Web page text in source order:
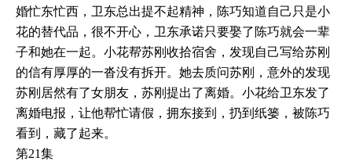
婚忙东忙西，卫东总出提不起精神，陈巧知道自己只是小
花的替代品，很不开心，卫东承诺只要娶了陈巧就会一辈
子和她在一起。小花帮苏刚收拾宿舍，发现自己写给苏刚
的信有厚厚的一沓没有拆开。她去质问苏刚，意外的发现
苏刚居然有了女朋友，苏刚提出了离婚。小花给卫东发了
离婚电报，让他帮忙请假，拥东接到，扔到纸篓，被陈巧
看到，藏了起来。
第21集